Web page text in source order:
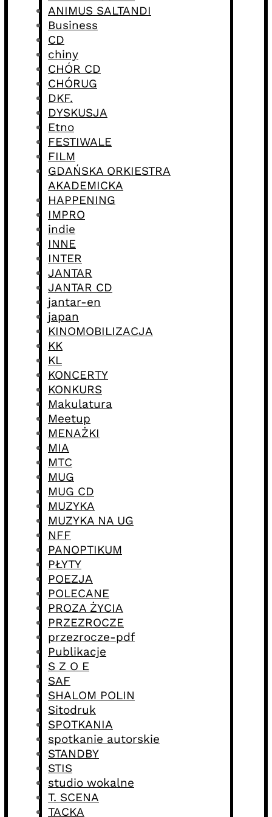
ANIMUS SALTANDI
Business
CD
chiny
CHÓR CD
CHÓRUG
DKF.
DYSKUSJA
Etno
FESTIWALE
FILM
GDAŃSKA ORKIESTRA
AKADEMICKA
HAPPENING
IMPRO
indie
INNE
INTER
JANTAR
JANTAR CD
jantar-en
japan
KINOMOBILIZACJA
KK
KL
KONCERTY
KONKURS
Makulatura
Meetup
MENAŻKI
MIA
MTC
MUG
MUG CD
MUZYKA
MUZYKA NA UG
NFF
PANOPTIKUM
PŁYTY
POEZJA
POLECANE
PROZA ŻYCIA
PRZEZROCZE
przezrocze-pdf
Publikacje
S Z O E
SAF
SHALOM POLIN
Sitodruk
SPOTKANIA
spotkanie autorskie
STANDBY
STIS
studio wokalne
T. SCENA
TACKA